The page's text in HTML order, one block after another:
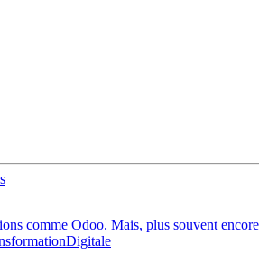
comme Odoo. Mais, plus souvent